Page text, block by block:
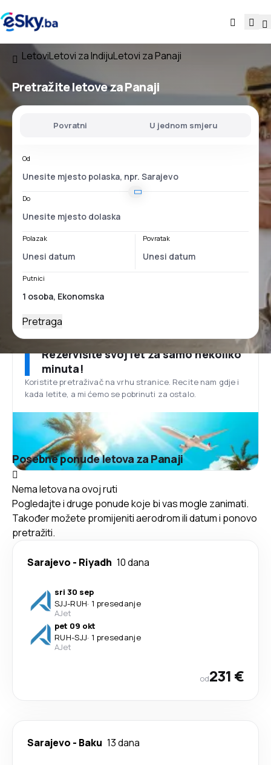
LetoviLetovi za IndijuLetovi za Panaji
Pretražite letove za Panaji
Povratni U jednom smjeru
Od
Do
Polazak Povratak
Putnici
Pretraga
Rezervišite svoj let za samo nekoliko
minuta!
Koristite pretraživač na vrhu stranice. Recite nam gdje i
kada letite, a mi ćemo se pobrinuti za ostalo.
Posebne ponude letova za Panaji
Nema letova na ovoj ruti
Pogledajte i druge ponude koje bi vas mogle zanimati.
Također možete promijeniti aerodrom ili datum i ponovo
pretražiti.
Sarajevo - Riyadh 10 dana
sri 30 sep
SJJ-RUH· 1 presedanje
AJet
pet 09 okt
RUH-SJJ· 1 presedanje
AJet
od231 €
Sarajevo - Baku 13 dana